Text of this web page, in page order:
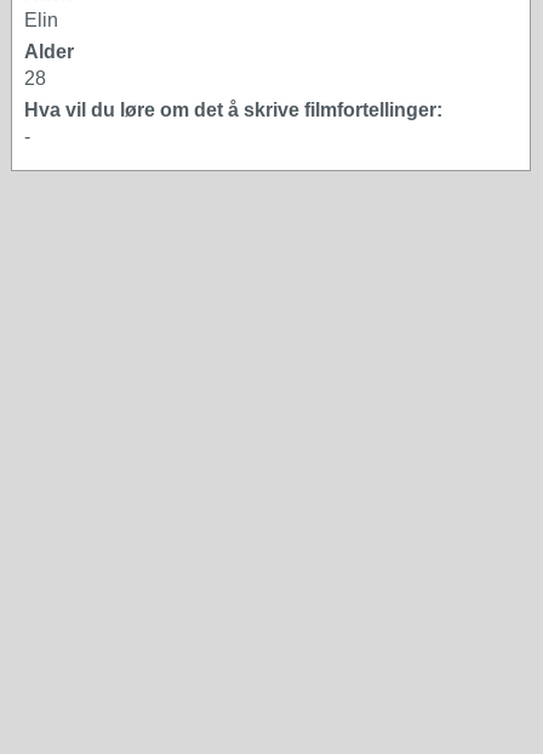
Elin
Alder
28
Hva vil du løre om det å skrive filmfortellinger:
-